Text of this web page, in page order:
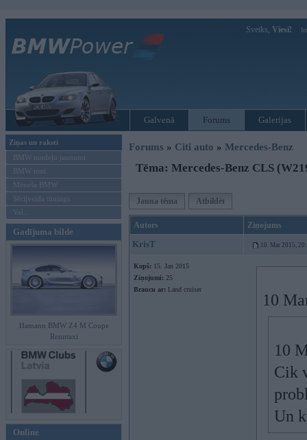
Sveiks, Viesi!
Galvenā Forums Galerijas
Ziņas un raksti
BMW modeļu jaunumi
BMW testi
Mēneša BMW
Sērijveida tūnings
Vel...
Gadījuma bilde
Hamann BMW Z4 M Coupe
Renntaxi
Online
Forums » Citi auto » Mercedes-Benz
Tēma: Mercedes-Benz CLS
Jauna tēma Atbildēt
Autors Ziņojums
KrisT 10. Mar 2015,
Kopš: 15. Jan 2015
Ziņojumi: 25
Braucu ar: Land cruiser
10
10
Cik
Un